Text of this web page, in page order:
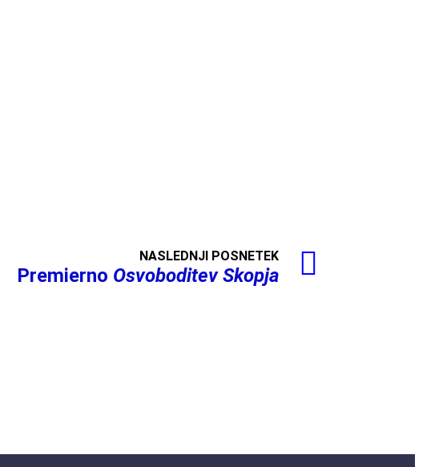
NASLEDNJI POSNETEK
Premierno Osvoboditev Skopja